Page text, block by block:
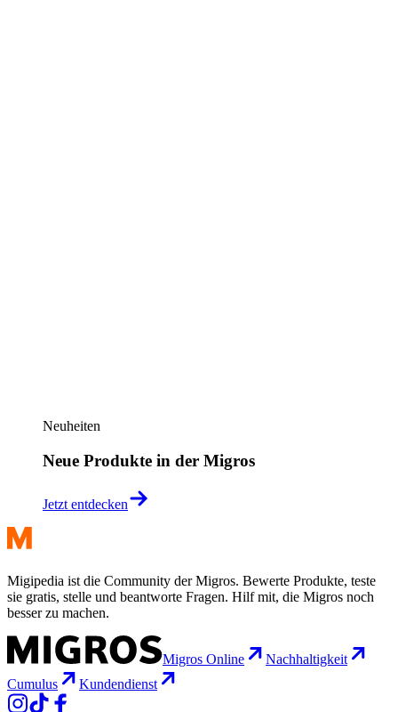
Neuheiten
Neue Produkte in der Migros
Jetzt entdecken
Migipedia ist die Community der Migros. Bewerte Produkte, teste
sie gratis, stelle und beantworte Fragen. Hilf mit, die Migros noch
besser zu machen.
Migros Online
Nachhaltigkeit
Cumulus
Kundendienst